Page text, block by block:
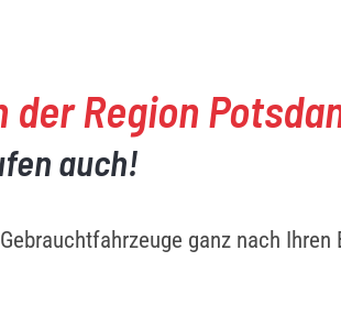
Region
auch!
ganz nach Ihren